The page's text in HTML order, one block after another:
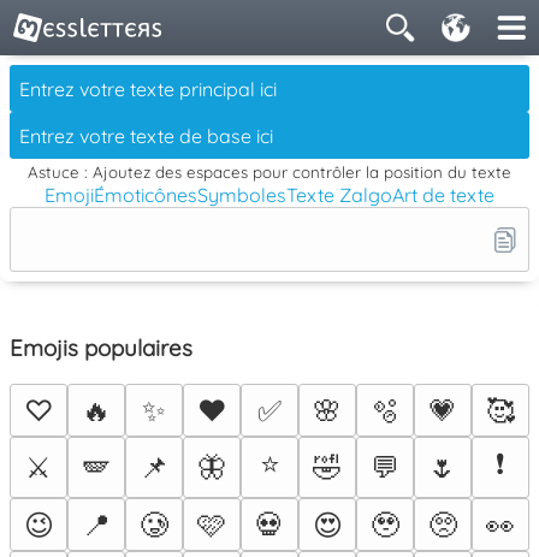
Astuce : Ajoutez des espaces pour contrôler la position du texte
EmojiÉmoticônesSymbolesTexte ZalgoArt de texte
Emojis populaires
♡ 🔥 ✨ ❤️ ✅ 🌸 🫧 💗
🥰
⚔️
🪽 📌 🦋 ⭐ 🤣 💬 🌷
❗
😉
📍 🥲 🩷 💀 😍 🥹 🥺
👀